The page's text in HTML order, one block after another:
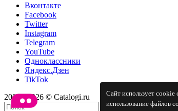
Сайт использует cookie
использование файлов
Вконтакте
Facebook
Twitter
Instagram
Telegram
YouTube
Одноклассники
Яндекс.Дзен
TikTok
2001 - 2026 © Catalogi.ru